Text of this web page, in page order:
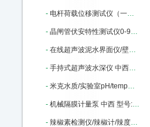
- 电杆荷载位移测试仪（一屏）中西型号:WY18-170436库号：M170436
- 晶闸管伏安特性测试仪0-9000V 型号:KM1-DBC-021库号：M205309
- 在线超声波泥水界面仪/壁挂式超声泥水界面仪中西 型号:CQ01-MH-Y5A库号：M23018
- 手持式超声波水深仪 中西器材优势 50米 型号:CQ01-D130库号：M43497
- 米克水质/实验室pH/temp测定仪台式中西 型号:milwaukeech/MI151库号：M322177
- 机械隔膜计量泵 中西 型号:YL01-GM0170PQ1MNN库号：M369823
- 辣椒素检测仪/辣椒计/辣度计中西 型号:KJ-5LJA库号：M375922